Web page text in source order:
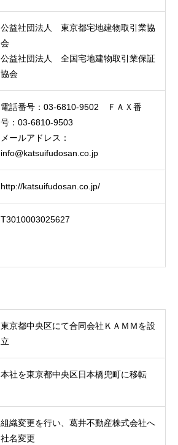
公益社団法人 東京都宅地建物取引業協
会
公益社団法人 全国宅地建物取引業保証
協会
電話番号：03-6810-9502 ＦＡＸ番
号：03-6810-9503
メールアドレス：
info@katsuifudosan.co.jp
http://katsuifudosan.co.jp/
T3010003025627
東京都中央区にて合同会社ＫＡＭＭを設
立
本社を東京都中央区日本橋兜町に移転
組織変更を行い、葛井不動産株式会社へ
社名変更